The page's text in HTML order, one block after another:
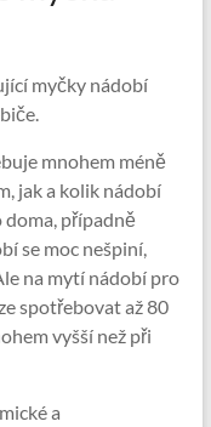
myčky nádobí
mnohem méně
jak a kolik nádobí
doma, případně
se moc nešpiní,
na mytí nádobí pro
spotřebovat až 80
vyšší než při
a